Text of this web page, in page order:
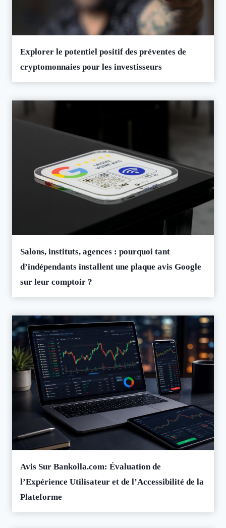
Explorer le potentiel positif des préventes de
cryptomonnaies pour les investisseurs
Salons, instituts, agences : pourquoi tant
d’indépendants installent une plaque avis Google
sur leur comptoir ?
Avis Sur Bankolla.com: Évaluation de
l’Expérience Utilisateur et de l’Accessibilité de la
Plateforme